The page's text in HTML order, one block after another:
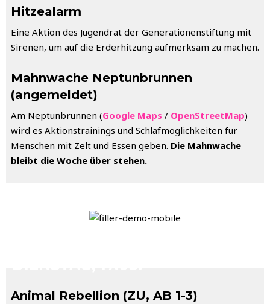
Hitzealarm
Eine Aktion des Jugendrat der Generationenstiftung mit
Sirenen, um auf die Erderhitzung aufmerksam zu machen.
Mahnwache Neptunbrunnen
(angemeldet)
Am Neptunbrunnen (Google Maps / OpenStreetMap)
wird es Aktionstrainings und Schlafmöglichkeiten für
Menschen mit Zelt und Essen geben. Die Mahnwache
bleibt die Woche über stehen.
Animal Rebellion (ZU, AB 1-3)